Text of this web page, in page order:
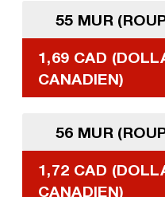
55 MUR
1,69 CAD
CANADIEN)
56 MUR
1,72 CAD
CANADIEN)